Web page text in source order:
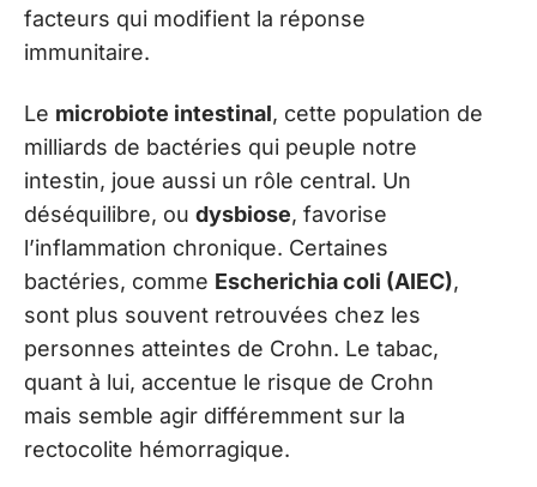
facteurs qui modifient la réponse
immunitaire.
Le microbiote intestinal, cette population de
milliards de bactéries qui peuple notre
intestin, joue aussi un rôle central. Un
déséquilibre, ou dysbiose, favorise
l’inflammation chronique. Certaines
bactéries, comme Escherichia coli (AIEC),
sont plus souvent retrouvées chez les
personnes atteintes de Crohn. Le tabac,
quant à lui, accentue le risque de Crohn
mais semble agir différemment sur la
rectocolite hémorragique.